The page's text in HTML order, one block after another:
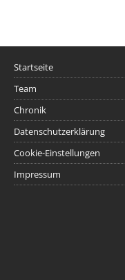
Startseite
Team
Chronik
Datenschutzerklärung
Cookie-Einstellungen
Impressum